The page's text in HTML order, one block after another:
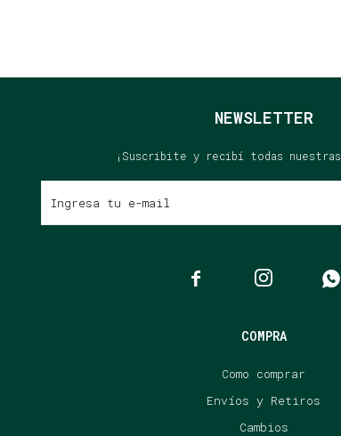
COMPRA
Como comprar
Envíos y Retiros
Cambios
NEWSLETTER
¡Suscribite y recibí todas nuestras
  